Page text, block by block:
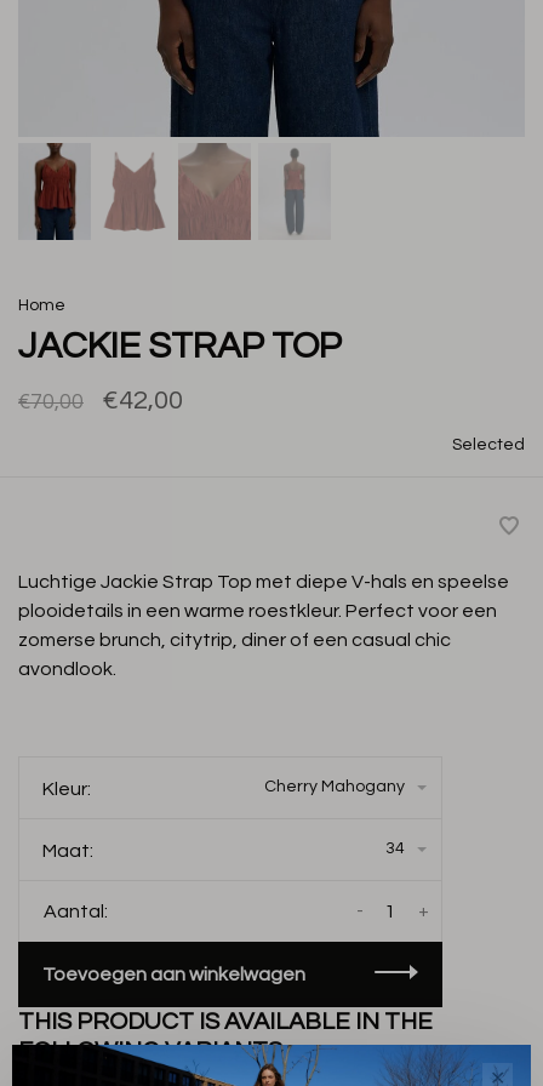
Home
JACKIE STRAP TOP
€70,00 €42,00
Selected
Luchtige Jackie Strap Top met diepe V-hals en speelse
plooidetails in een warme roestkleur. Perfect voor een
zomerse brunch, citytrip, diner of een casual chic
avondlook.
Kleur: Cherry Mahogany
Maat: 34
Aantal: +
-
Toevoegen aan winkelwagen
THIS PRODUCT IS AVAILABLE IN THE
FOLLOWING VARIANTS:
✕